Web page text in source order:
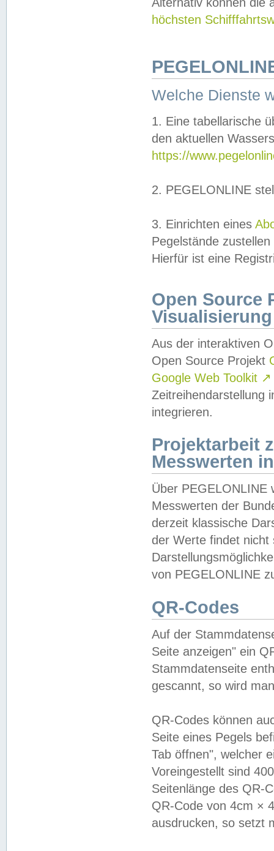
höchsten
Welche Dienste
1. Eine tabellarische
den aktuellen
https://
2. PEGELONLINE
3. Einrichten eines
Pegelstände
Hierfür ist eine
Open Source
Visualisierung
Aus der interaktiven
Open Source Projekt
Google Web Toolkit ↗
Zeitreihendarstellung
integrieren.
Projektarbeit
Messwerten
Über PEGELONLINE
Messwerten der
derzeit klassische
der Werte findet
von PEGELONLINE
QR-Codes
Auf der
Seite anzeigen" ein
Stammdatenseite
gescannt, so wird
QR-Codes können
Seite eines Pegels
Tab öffnen", welcher
Voreingestellt sind
Seitenlänge des QR-
QR-Code von 4cm ×
ausdrucken, so setzt